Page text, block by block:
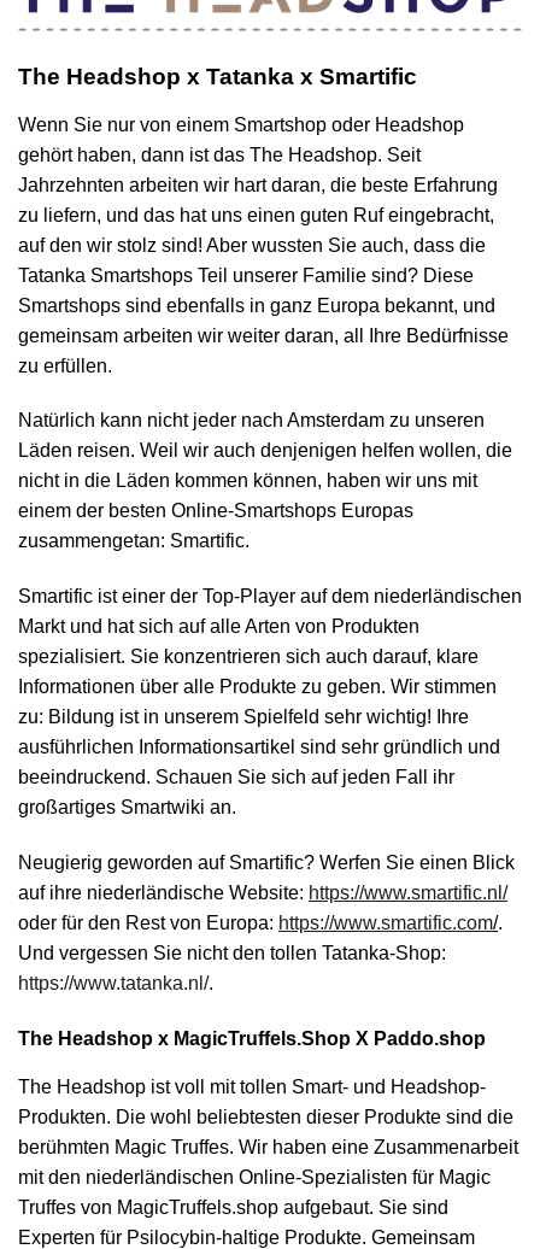
The Headshop x Tatanka x Smartific
Wenn Sie nur von einem Smartshop oder Headshop
gehört haben, dann ist das The Headshop. Seit
Jahrzehnten arbeiten wir hart daran, die beste Erfahrung
zu liefern, und das hat uns einen guten Ruf eingebracht,
auf den wir stolz sind! Aber wussten Sie auch, dass die
Tatanka Smartshops Teil unserer Familie sind? Diese
Smartshops sind ebenfalls in ganz Europa bekannt, und
gemeinsam arbeiten wir weiter daran, all Ihre Bedürfnisse
zu erfüllen.
Natürlich kann nicht jeder nach Amsterdam zu unseren
Läden reisen. Weil wir auch denjenigen helfen wollen, die
nicht in die Läden kommen können, haben wir uns mit
einem der besten Online-Smartshops Europas
zusammengetan: Smartific.
Smartific ist einer der Top-Player auf dem niederländischen
Markt und hat sich auf alle Arten von Produkten
spezialisiert. Sie konzentrieren sich auch darauf, klare
Informationen über alle Produkte zu geben. Wir stimmen
zu: Bildung ist in unserem Spielfeld sehr wichtig! Ihre
ausführlichen Informationsartikel sind sehr gründlich und
beeindruckend. Schauen Sie sich auf jeden Fall ihr
großartiges Smartwiki an.
Neugierig geworden auf Smartific? Werfen Sie einen Blick
auf ihre niederländische Website: https://www.smartific.nl/
oder für den Rest von Europa: https://www.smartific.com/.
Und vergessen Sie nicht den tollen Tatanka-Shop:
https://www.tatanka.nl/.
The Headshop x MagicTruffels.Shop X Paddo.shop
The Headshop ist voll mit tollen Smart- und Headshop-
Produkten. Die wohl beliebtesten dieser Produkte sind die
berühmten Magic Truffes. Wir haben eine Zusammenarbeit
mit den niederländischen Online-Spezialisten für Magic
Truffes von MagicTruffels.shop aufgebaut. Sie sind
Experten für Psilocybin-haltige Produkte. Gemeinsam